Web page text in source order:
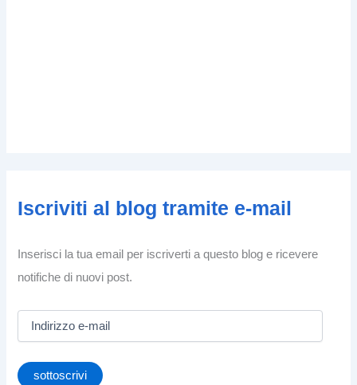
Iscriviti al blog tramite e-mail
Inserisci la tua email per iscriverti a questo blog e ricevere
notifiche di nuovi post.
i
r
sottoscrivi